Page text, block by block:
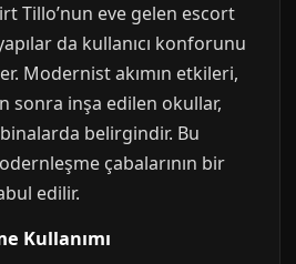
Tillo’nun eve gelen escort
da kullanıcı konforunu
Modernist akımın etkileri,
sonra inşa edilen okullar,
belirgindir. Bu
çabalarının bir
edilir.
Kullanımı